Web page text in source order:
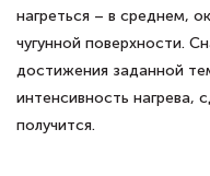
нагреться – в среднем,
чугунной поверхности.
достижения заданной
интенсивность нагрева,
получится.